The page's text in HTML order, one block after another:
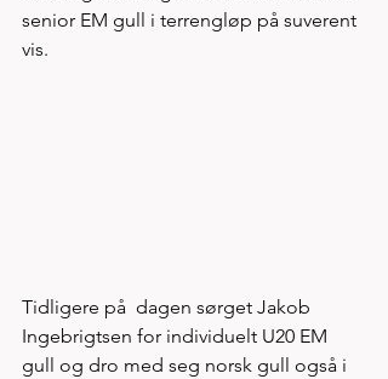
senior EM gull i terrengløp på suverent
vis.
Tidligere på  dagen sørget Jakob
Ingebrigtsen for individuelt U20 EM
gull og dro med seg norsk gull også i